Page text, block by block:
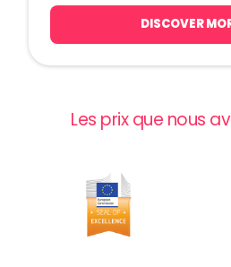
DISCOVER
Les prix que nous